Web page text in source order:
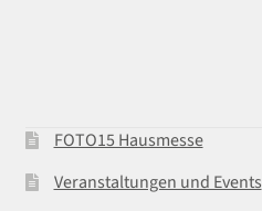
FOTO15 Hausmesse
Veranstaltungen und Events